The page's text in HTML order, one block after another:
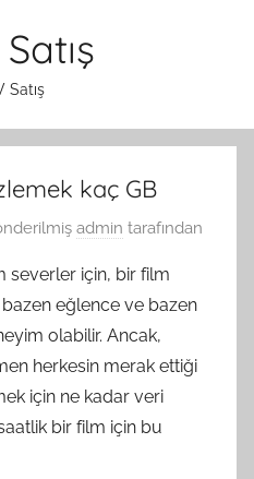
Satış
kaç GB
admin tarafından
severler için, bir film
eğlence ve bazen
olabilir. Ancak,
herkesin merak ettiği
için ne kadar veri
bir film için bu